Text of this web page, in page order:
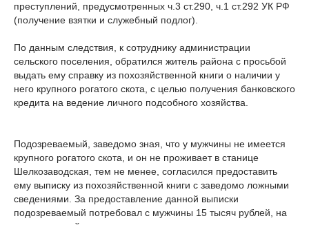
преступлений, предусмотренных ч.3 ст.290, ч.1 ст.292 УК РФ
(получение взятки и служебный подлог).
По данным следствия, к сотруднику администрации
сельского поселения, обратился житель района с просьбой
выдать ему справку из похозяйственной книги о наличии у
него крупного рогатого скота, с целью получения банковского
кредита на ведение личного подсобного хозяйства.
Подозреваемый, заведомо зная, что у мужчины не имеется
крупного рогатого скота, и он не проживает в станице
Шелкозаводская, тем не менее, согласился предоставить
ему выписку из похозяйственной книги с заведомо ложными
сведениями. За предоставление данной выписки
подозреваемый потребовал с мужчины 15 тысяч рублей, на